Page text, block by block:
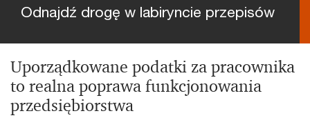
Odnajdź drogę w labiryncie przepisów
Uporządkowane podatki za pracownika
to realna poprawa funkcjonowania
przedsiębiorstwa